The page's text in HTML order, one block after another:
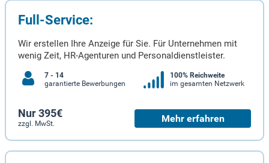
Full-Service:
Wir erstellen Ihre Anzeige für Sie. Für Unternehmen mit
wenig Zeit, HR-Agenturen und Personaldienstleister.
7 - 14
garantierte Bewerbungen
100% Reichweite
im gesamten Netzwerk
Nur 395€
zzgl. MwSt. Mehr erfahren